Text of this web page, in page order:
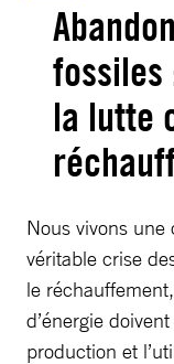
fossiles
la lutte
Nous vivons
véritable crise
le
d’énergie
production et